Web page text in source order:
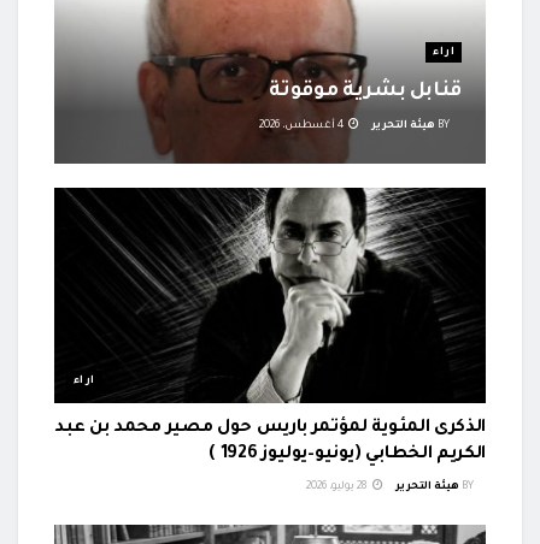
اراء
قنابل بشرية موقوتة
BY هيئة التحرير
اراء
الذكرى المئوية لمؤتمر باريس حول مصير محمد بن عبد
الكريم الخطابي (يونيو–يوليوز 1926 )
BY هيئة التحرير